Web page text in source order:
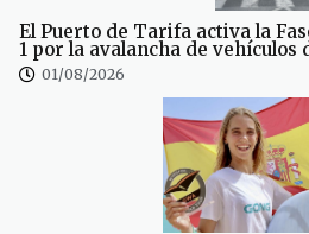
El Puerto de Tarifa activa la
1 por la avalancha de vehículos
01/08/2026